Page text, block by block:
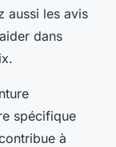
aussi les avis
dans
spécifique
à